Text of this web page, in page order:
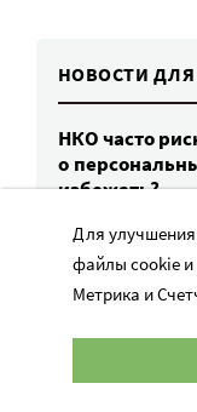
НОВОСТИ
НКО часто
о
избежать?
Задержан
Для
файлы cookie и
Метрика и